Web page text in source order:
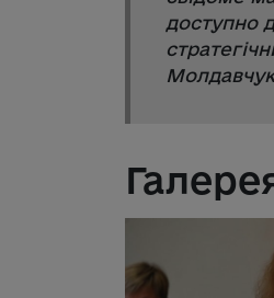
доступно